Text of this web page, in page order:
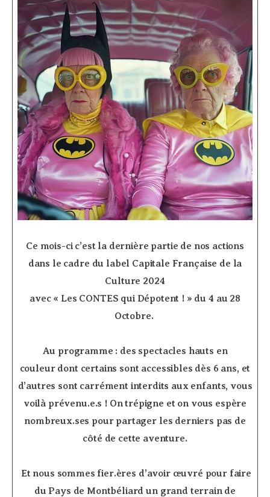
Ce mois-ci c’est la dernière partie de nos actions
dans le cadre du label Capitale Française de la
Culture 2024
avec « Les CONTES qui Dépotent ! » du 4 au 28
Octobre.
Au programme : des spectacles hauts en
couleur dont certains sont accessibles dès 6 ans, et
d’autres sont carrément interdits aux enfants, vous
voilà prévenu.e.s ! On trépigne et on vous espère
nombreux.ses pour partager les derniers pas de
côté de cette aventure.
Et nous sommes fier.ères d’avoir œuvré pour faire
du Pays de Montbéliard un grand terrain de